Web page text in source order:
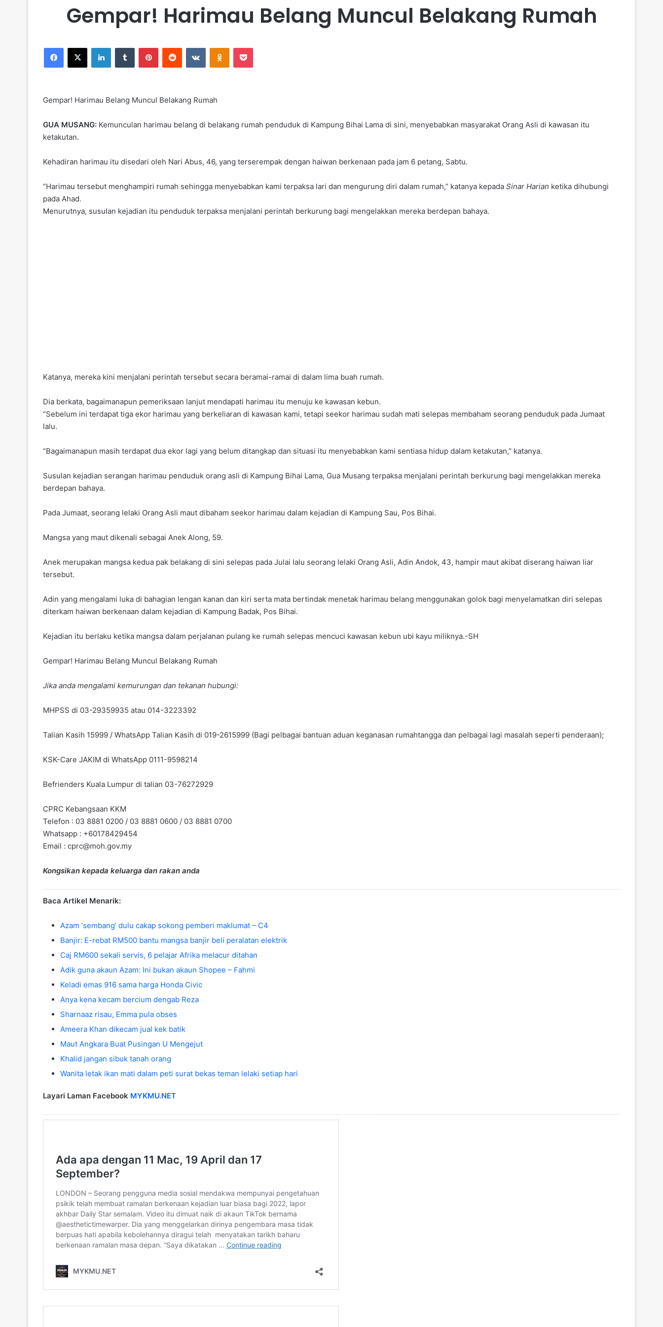
Gempar! Harimau Belang Muncul Belakang Rumah
Gempar! Harimau Belang Muncul Belakang Rumah
GUA MUSANG: Kemunculan harimau belang di belakang rumah penduduk di Kampung Bihai Lama di sini, menyebabkan masyarakat Orang Asli di kawasan itu
ketakutan.
Kehadiran harimau itu disedari oleh Nari Abus, 46, yang terserempak dengan haiwan berkenaan pada jam 6 petang, Sabtu.
“Harimau tersebut menghampiri rumah sehingga menyebabkan kami terpaksa lari dan mengurung diri dalam rumah,” katanya kepada Sinar Harian ketika dihubungi
pada Ahad.
Menurutnya, susulan kejadian itu penduduk terpaksa menjalani perintah berkurung bagi mengelakkan mereka berdepan bahaya.
Katanya, mereka kini menjalani perintah tersebut secara beramai-ramai di dalam lima buah rumah.
Dia berkata, bagaimanapun pemeriksaan lanjut mendapati harimau itu menuju ke kawasan kebun.
“Sebelum ini terdapat tiga ekor harimau yang berkeliaran di kawasan kami, tetapi seekor harimau sudah mati selepas membaham seorang penduduk pada Jumaat
lalu.
“Bagaimanapun masih terdapat dua ekor lagi yang belum ditangkap dan situasi itu menyebabkan kami sentiasa hidup dalam ketakutan,” katanya.
Susulan kejadian serangan harimau penduduk orang asli di Kampung Bihai Lama, Gua Musang terpaksa menjalani perintah berkurung bagi mengelakkan mereka
berdepan bahaya.
Pada Jumaat, seorang lelaki Orang Asli maut dibaham seekor harimau dalam kejadian di Kampung Sau, Pos Bihai.
Mangsa yang maut dikenali sebagai Anek Along, 59.
Anek merupakan mangsa kedua pak belakang di sini selepas pada Julai lalu seorang lelaki Orang Asli, Adin Andok, 43, hampir maut akibat diserang haiwan liar
tersebut.
Adin yang mengalami luka di bahagian lengan kanan dan kiri serta mata bertindak menetak harimau belang menggunakan golok bagi menyelamatkan diri selepas
diterkam haiwan berkenaan dalam kejadian di Kampung Badak, Pos Bihai.
Kejadian itu berlaku ketika mangsa dalam perjalanan pulang ke rumah selepas mencuci kawasan kebun ubi kayu miliknya.-SH
Gempar! Harimau Belang Muncul Belakang Rumah
Jika anda mengalami kemurungan dan tekanan hubungi:
MHPSS di 03-29359935 atau 014-3223392
Talian Kasih 15999 / WhatsApp Talian Kasih di 019-2615999 (Bagi pelbagai bantuan aduan keganasan rumahtangga dan pelbagai lagi masalah seperti penderaan);
KSK-Care JAKIM di WhatsApp 0111-9598214
Befrienders Kuala Lumpur di talian 03-76272929
CPRC Kebangsaan KKM
Telefon : 03 8881 0200 / 03 8881 0600 / 03 8881 0700
Whatsapp : +60178429454
Email : cprc@moh.gov.my
Kongsikan kepada keluarga dan rakan anda
Baca Artikel Menarik:
Azam ‘sembang’ dulu cakap sokong pemberi maklumat – C4
Banjir: E-rebat RM500 bantu mangsa banjir beli peralatan elektrik
Caj RM600 sekali servis, 6 pelajar Afrika melacur ditahan
Adik guna akaun Azam: Ini bukan akaun Shopee – Fahmi
Keladi emas 916 sama harga Honda Civic
Anya kena kecam bercium dengab Reza
Sharnaaz risau, Emma pula obses
Ameera Khan dikecam jual kek batik
Maut Angkara Buat Pusingan U Mengejut
Khalid jangan sibuk tanah orang
Wanita letak ikan mati dalam peti surat bekas teman lelaki setiap hari
Layari Laman Facebook MYKMU.NET